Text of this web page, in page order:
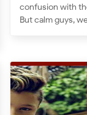
confusion with
But calm guys,